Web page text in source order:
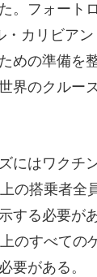
。フォート
・カリビア
めの準備を
界のクルー
にはワクチ
の搭乗者全
する必要が
のすべての
要がある。